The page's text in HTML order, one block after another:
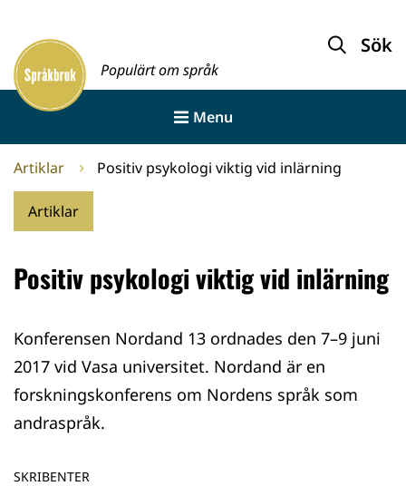
innehållet
Framsida
Populärt om språk
Sök
Menu
Artiklar Positiv psykologi viktig vid inlärning
Artiklar
Positiv psykologi viktig vid inlärning
Konferensen Nordand 13 ordnades den 7–9 juni
2017 vid Vasa universitet. Nordand är en
forskningskonferens om Nordens språk som
andraspråk.
SKRIBENTER